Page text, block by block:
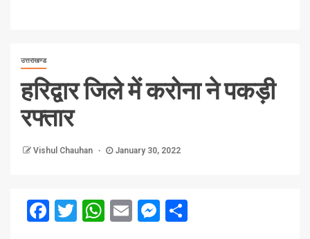
उत्तराखण्ड
हरिद्वार जिले में करोना ने पकड़ी
रफ्तार
Vishul Chauhan January 30, 2022
Facebook
Twitter
WhatsApp
EmailMessenger